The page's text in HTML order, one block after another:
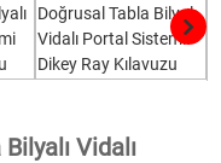
Vidalı